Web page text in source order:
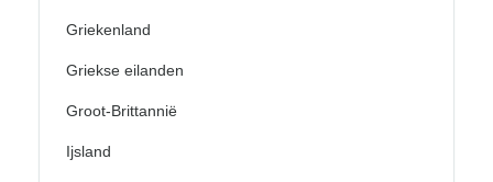
Griekenland
Griekse eilanden
Groot-Brittannië
Ijsland